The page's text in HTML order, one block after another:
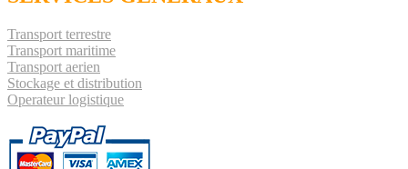
Transport terrestre
Transport maritime
Transport aerien
Stockage et distribution
Operateur logistique